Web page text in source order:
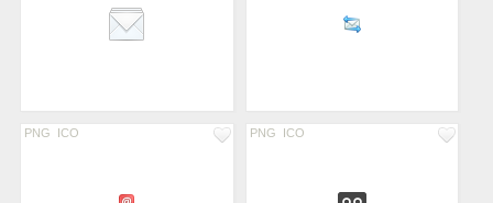
PNG ICO PNG ICO